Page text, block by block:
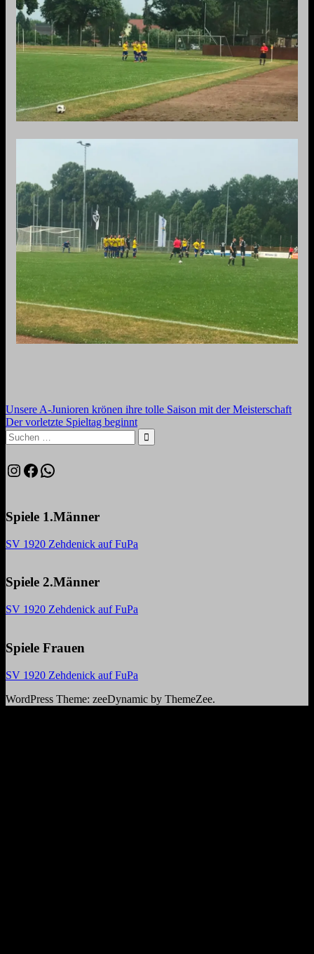
Beitragsnavigation
Vorheriger
Beitrag:
Unsere A-Junioren krönen ihre tolle Saison mit der Meisterschaft
Nächster
Beitrag:
Der vorletzte Spieltag beginnt
Suchen
nach:
Suchen
Instagram
Facebook
WhatsApp
Spiele 1.Männer
SV 1920 Zehdenick auf FuPa
Spiele 2.Männer
SV 1920 Zehdenick auf FuPa
Spiele Frauen
SV 1920 Zehdenick auf FuPa
WordPress Theme: zeeDynamic by ThemeZee.